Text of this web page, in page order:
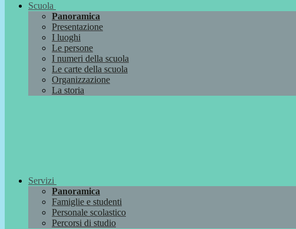
Scuola
Panoramica
Presentazione
I luoghi
Le persone
I numeri della scuola
Le carte della scuola
Organizzazione
La storia
Servizi
Panoramica
Famiglie e studenti
Personale scolastico
Percorsi di studio